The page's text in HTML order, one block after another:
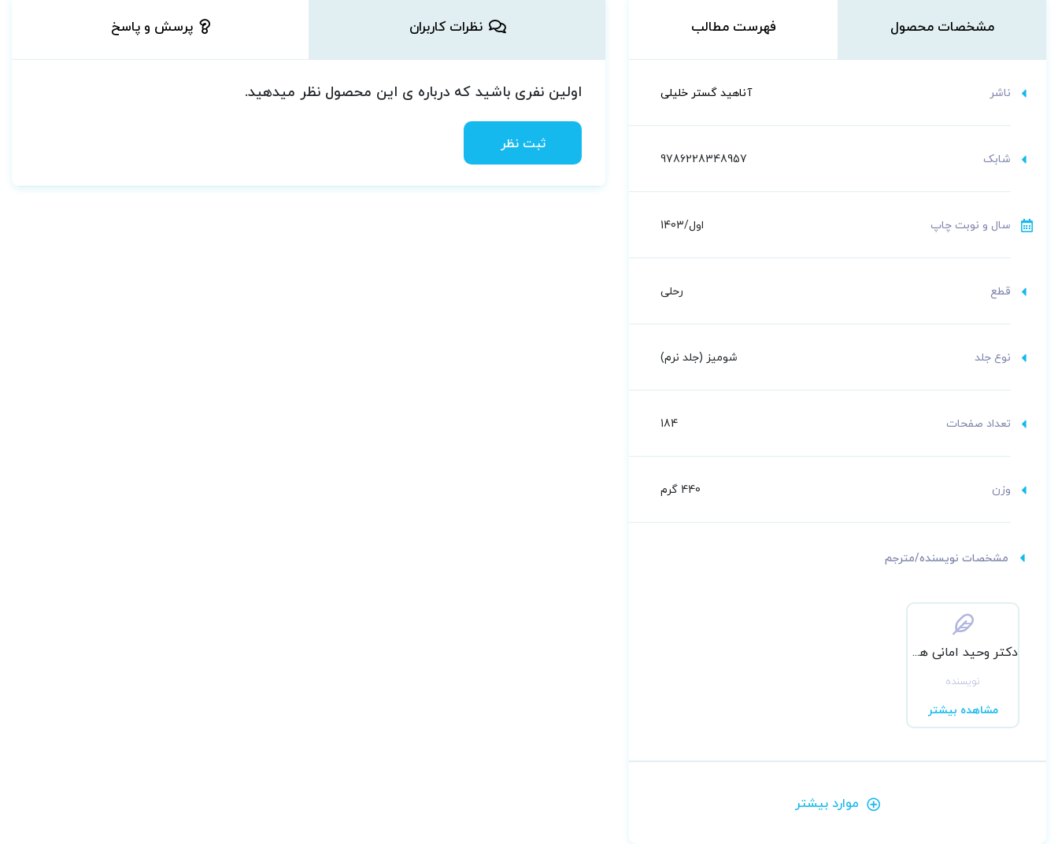
تألیف مبتنی بر نحوه‌ی طراحی سوالات کنکور
مطالعه یک منبع منسجم به‌جای مطالعه چندین منبع مختلف
منبعی خودآموز و بدون نیاز به مدرس
مشخصات محصول فهرست مطالب
ناشر آناهید گستر خلیلی
شابک 9786228348957
سال و نوبت چاپ اول/1403
قطع رحلی
نوع جلد شومیز (جلد نرم)
تعداد صفحات 184
وزن 440 گرم
مشخصات نویسنده/مترجم
دکتر وحید امانی هوشیار
نویسنده
مشاهده بیشتر
موارد بیشتر
نظرات کاربران پرسش و پاسخ
اولین نفری باشید که درباره ی این محصول نظر میدهید.
ثبت نظر